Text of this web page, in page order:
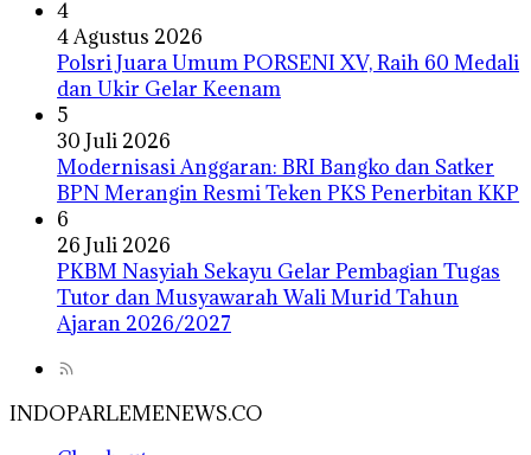
4
4 Agustus 2026
Polsri Juara Umum PORSENI XV, Raih 60 Medali
dan Ukir Gelar Keenam
5
30 Juli 2026
Modernisasi Anggaran: BRI Bangko dan Satker
BPN Merangin Resmi Teken PKS Penerbitan KKP
6
26 Juli 2026
PKBM Nasyiah Sekayu Gelar Pembagian Tugas
Tutor dan Musyawarah Wali Murid Tahun
Ajaran 2026/2027
INDOPARLEMENEWS.CO